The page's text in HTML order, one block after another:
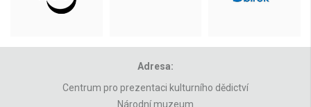
Adresa:
Centrum pro prezentaci kulturního dědictví
Národní muzeum